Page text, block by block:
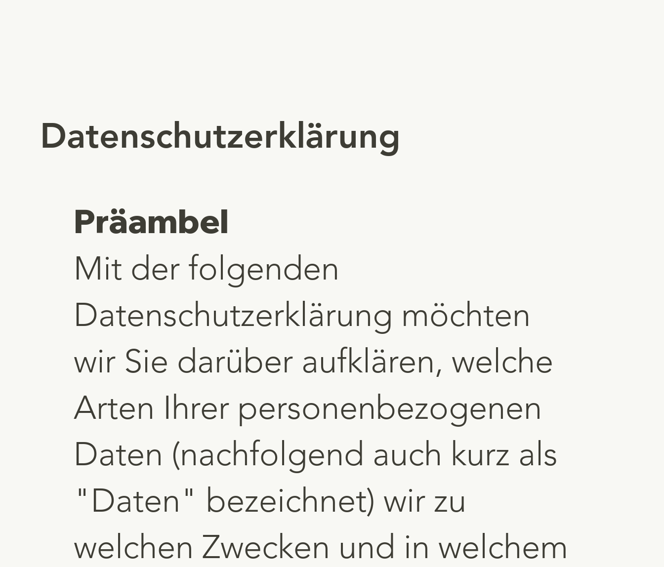
Datenschutzerklärung
Präambel
Mit der folgenden
Datenschutzerklärung möchten
wir Sie darüber aufklären, welche
Arten Ihrer personenbezogenen
Daten (nachfolgend auch kurz als
"Daten" bezeichnet) wir zu
welchen Zwecken und in welchem